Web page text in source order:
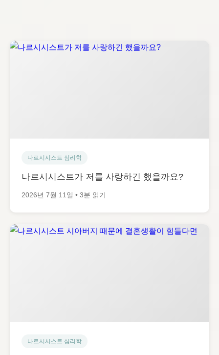
나르시시스트 심리학
나르시시스트가 저를 사랑하긴 했을까요?
2026년 7월 11일 • 3분 읽기
나르시시스트 심리학